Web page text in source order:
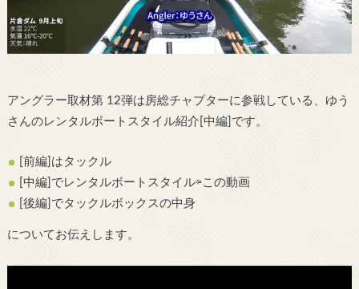
アングラー取材第 12弾は房総チャプターに参戦している、ゆう
さんのレンタルボートスタイル紹介[中編]です。
[前編]はタックル
[中編]でレンタルボートスタイル⇦この動画
[後編]でタックルボックスの中身
についてお伝えします。